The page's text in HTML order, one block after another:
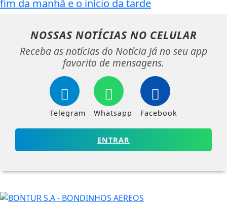
fim da manhã e o início da tarde
NOSSAS NOTÍCIAS NO CELULAR
Receba as notícias do Notícia Já no seu app
favorito de mensagens.
Telegram Whatsapp Facebook
ENTRAR